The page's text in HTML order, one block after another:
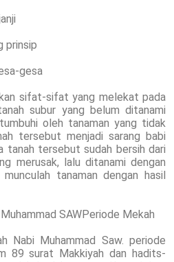
prinsip
gesa
sifat-sifat yang melekat pada
subur yang belum ditanami
oleh tanaman yang tidak
tersebut menjadi sarang babi
tanah tersebut sudah bersih dari
merusak, lalu ditanami dengan
tanaman dengan hasil
SAWPeriode Mekah
Nabi Muhammad Saw. periode
89 surat Makkiyah dan hadits-